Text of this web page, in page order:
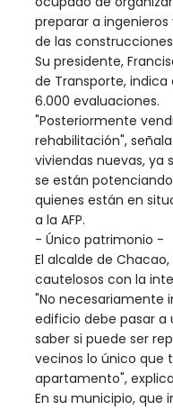
preparar a
de las
Su presidente,
de Transporte, indica
6.000 evaluaciones.
"Posteriormente
rehabilitación",
viviendas nuevas, ya
se están
quienes están en
a la AFP.
- Único patrimonio -
El alcalde de
cautelosos con la
"No necesariamente
edificio debe pasar a
saber si puede ser
vecinos lo único que
apartamento", explica
En su municipio, que